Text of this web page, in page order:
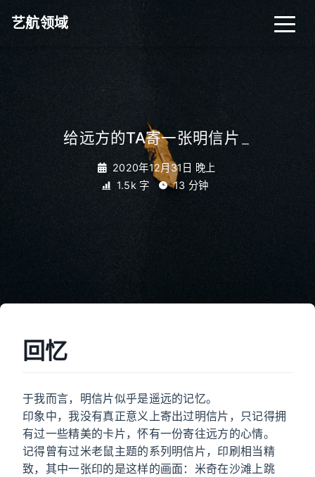
艺航领域
关于
关灯
给远方的TA寄一张明信片
2020年12月31日 晚上
1.5k 字
13 分钟
回忆
于我而言，明信片似乎是遥远的记忆。
印象中，我没有真正意义上寄出过明信片，只记得拥
有过一些精美的卡片，怀有一份寄往远方的心情。
记得曾有过米老鼠主题的系列明信片，印刷相当精
致，其中一张印的是这样的画面：米奇在沙滩上跳